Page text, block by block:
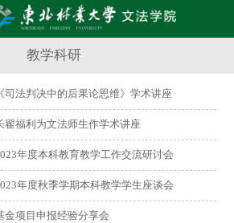
教学科研
司法判决中的后果论思维》学术讲座
翟福利为文法师生作学术讲座
年度本科教育教学工作交流研讨会
年度秋季学期本科教学学生座谈会
金项目申报经验分享会